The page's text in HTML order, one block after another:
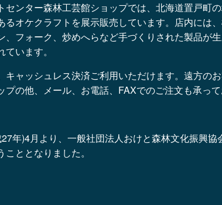
センター森林工芸館ショップでは、北海道置戸町
るオケクラフトを展示販売しています。店内には、
、フォーク、炒めへらなど手づくりされた製品が
います。
キャッシュレス決済ご利用いただけます。遠方の
プの他、メール、お電話、FAXでのご注文も承って
年)4月より、一般社団法人おけと森林文化振興協
ととなりました。